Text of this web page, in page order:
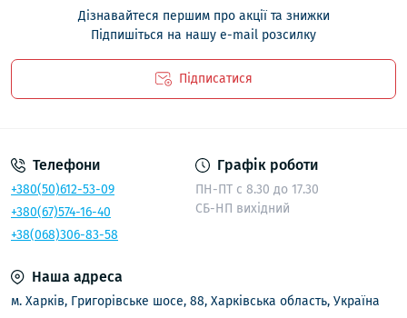
Дізнавайтеся першим про акції та знижки
Підпишіться на нашу e-mail розсилку
Підписатися
Телефони
+380(50)612-53-09
+380(67)574-16-40
+38(068)306-83-58
Графік роботи
ПН-ПТ с 8.30 до 17.30
СБ-НП вихідний
Наша адреса
м. Харків, Григорівське шосе, 88, Харківська область, Україна